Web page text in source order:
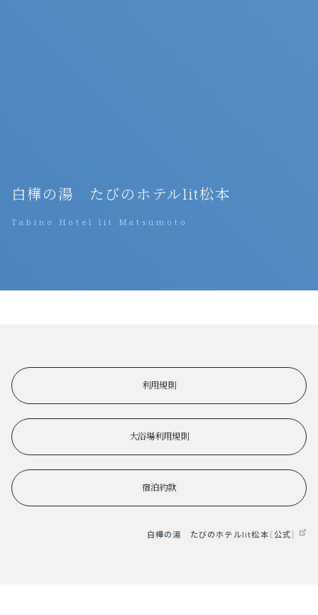
白樺の湯 たびのホテルlit松本
Tabino Hotel lit Matsumoto
利用規則
大浴場利用規則
宿泊約款
白樺の湯 たびのホテルlit松本〔公式〕